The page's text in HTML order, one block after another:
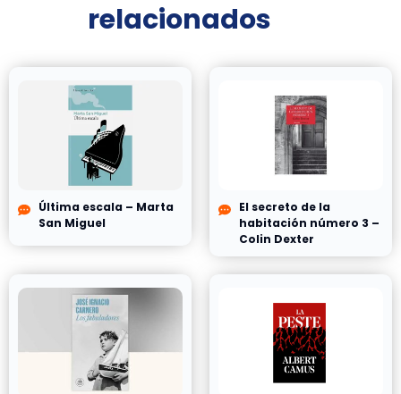
relacionados
Última escala – Marta
San Miguel
El secreto de la
habitación número 3 –
Colin Dexter